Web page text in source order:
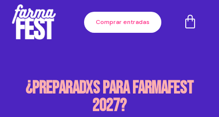
Comprar entradas
¿preparadxs para FarmaFest
2027?